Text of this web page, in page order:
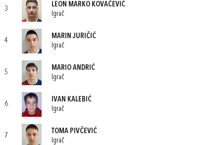
3
LEON MARKO KOVAČEVIĆ
Igrač
4
MARIN JURIČIĆ
Igrač
5
MARIO ANDRIĆ
Igrač
6
IVAN KALEBIĆ
Igrač
7
TOMA PIVČEVIĆ
Igrač